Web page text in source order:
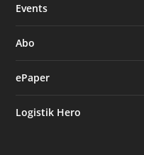
Events
Abo
ePaper
Logistik Hero